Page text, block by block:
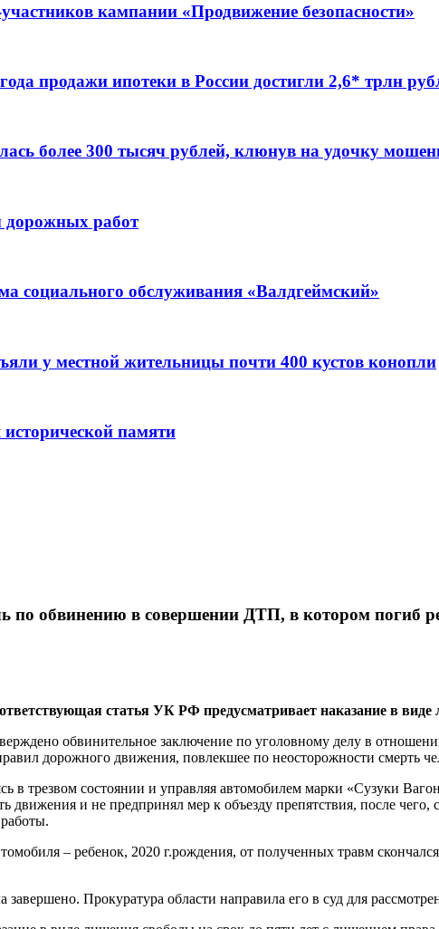
кампании «Продвижение безопасности»
продажи ипотеки в России достигли 2,6* трлн
более 300 тысяч рублей, клюнув на удочку
дорожных работ
социального обслуживания «Валдгеймский»
у местной жительницы почти 400 кустов конопли
памяти
по обвинению в совершении ДТП, в котором погиб
статья УК РФ предусматривает наказание в виде
обвинительное заключение по уголовному делу в
дорожного движения, повлекшее по неосторожности смерть
в трезвом состоянии и управляя автомобилем марки «Сузуки
движения и не предпринял мер к объезду препятствия, после
– ребенок, 2020 г.рождения, от полученных травм
Прокуратура области направила его в суд для